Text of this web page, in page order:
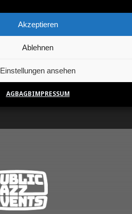
Akzeptieren
Ablehnen
Einstellungen ansehen
AGBAGBIMPRESSUM